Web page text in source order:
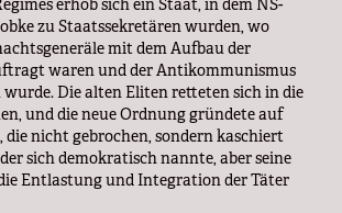
erhob sich ein Staat, in dem NS-
zu Staatssekretären wurden, wo
mit dem Aufbau der
waren und der Antikommunismus
Die alten Eliten retteten sich in die
und die neue Ordnung gründete auf
nicht gebrochen, sondern kaschiert
sich demokratisch nannte, aber seine
Entlastung und Integration der Täter